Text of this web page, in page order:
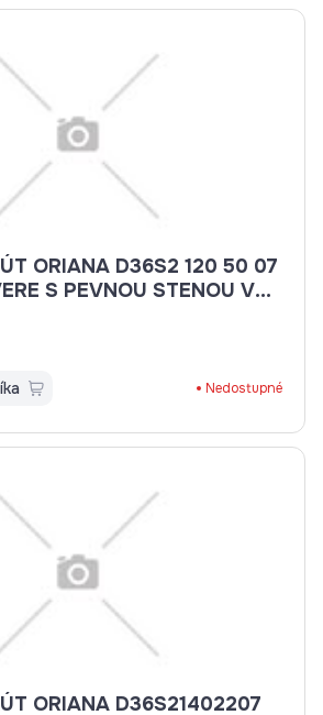
ORIANA D36S2 120 50 07
S PEVNOU STENOU V
Nedostupné
ORIANA D36S21402207